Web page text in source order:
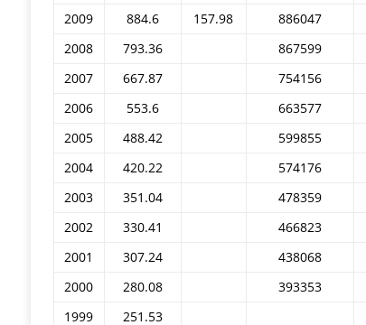
2009
884.6 157.98 886047
2008
793.36 867599
2007
667.87 754156
2006
553.6 663577
2005
488.42 599855
2004
420.22 574176
2003
351.04 478359
2002
330.41 466823
2001
307.24 438068
2000
280.08 393353
1999
251.53